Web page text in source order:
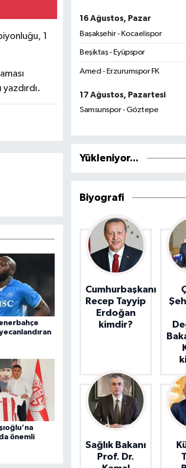
1
önemli
16 Ağustos, Pazar
Başakşehir - Kocaelispor
Beşiktaş - Eyüpspor
Amed - Erzurumspor FK
17 Ağustos, Pazartesi
Samsunspor - Göztepe
Yükleniyor...
Biyografi
Cumhurbaşkanı
Recep Tayyip
Erdoğan
kimdir?
Sağlık Bakanı
Prof. Dr.